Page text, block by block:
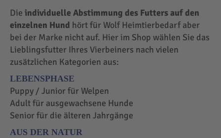
Die individuelle Abstimmung des Futters auf den
einzelnen Hund hört für Wolf Heimtierbedarf aber
bei der Marke nicht auf. Hier im Shop wählen Sie das
Lieblingsfutter Ihres Vierbeiners nach vielen
zusätzlichen Kategorien aus:
LEBENSPHASE
Puppy / Junior für Welpen
Adult für ausgewachsene Hunde
Senior für die älteren Jahrgänge
AUS DER NATUR